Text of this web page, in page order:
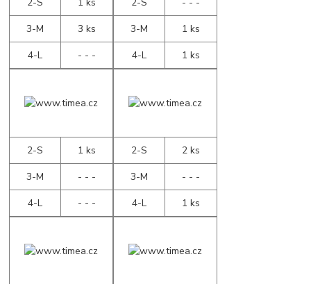
3-M
3 ks
4-L
- - -
3-M
1 ks
4-L
1 ks
2-S
1 ks
3-M
- - -
4-L
- - -
2-S
2 ks
3-M
- - -
4-L
1 ks